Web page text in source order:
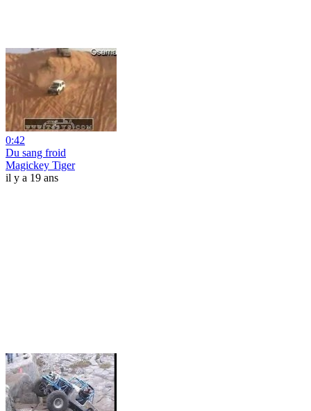
0:42
Du sang froid
Magickey Tiger
il y a 19 ans